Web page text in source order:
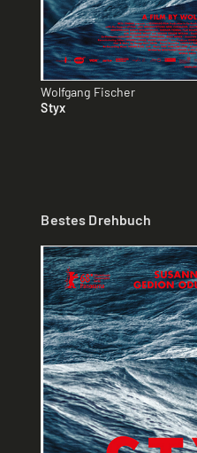
Wolfgang Fischer
Styx
Bestes Drehbuch